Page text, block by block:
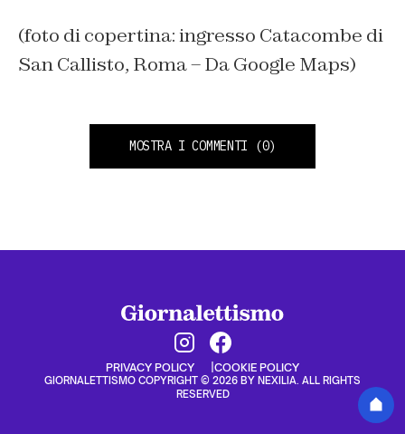
(foto di copertina: ingresso Catacombe di
San Callisto, Roma – Da Google Maps)
MOSTRA I COMMENTI (0)
PRIVACY POLICY COOKIE POLICY
GIORNALETTISMO COPYRIGHT © 2026 BY NEXILIA. ALL RIGHTS
RESERVED